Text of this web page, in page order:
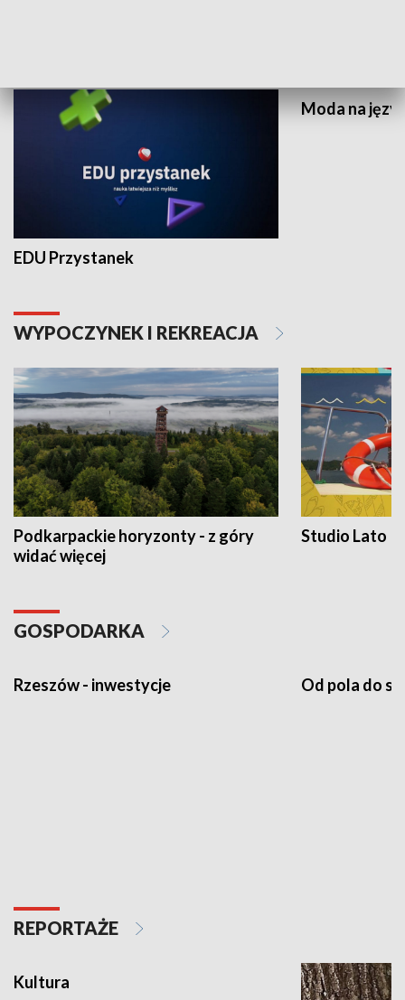
EDU Przystanek
Moda na
WYPOCZYNEK I REKREACJA
Podkarpackie horyzonty - z góry
widać więcej
Studio Lato
GOSPODARKA
Rzeszów - inwestycje Od pola do
REPORTAŻE